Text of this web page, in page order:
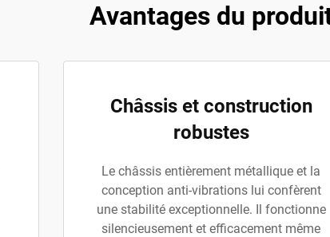
Avantages du
Châssis et construction
robustes
Le châssis entièrement métallique et la
conception anti-vibrations lui confèrent
une stabilité exceptionnelle. Il fonctionne
silencieusement et efficacement même